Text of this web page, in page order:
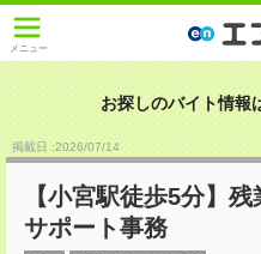
メニュー
お探しのバイト情報
掲載日 :2026/07/14
【小宮駅徒歩5分】
サポート事務